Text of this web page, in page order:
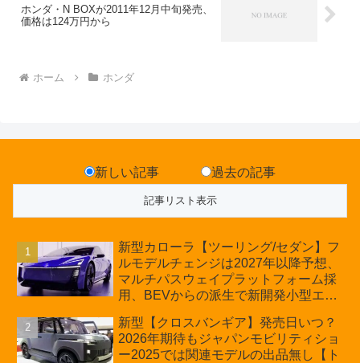
ホンダ・N BOXが2011年12月中旬発売、
価格は124万円から
ホーム ホンダ
新しい記事 過去の記事
新型カローラ【ツーリング/セダン】フ
ルモデルチェンジは2027年以降予想、
マルチパスウェイプラットフォーム採
用、BEVからの派生で新開発小型エン
の採用は無しか【トヨタ最新情報】60
周年記念車発売
新型【クロスバンギア】発売日いつ？
2026年期待もジャパンモビリティショ
ー2025では関連モデルの出品無し【ト